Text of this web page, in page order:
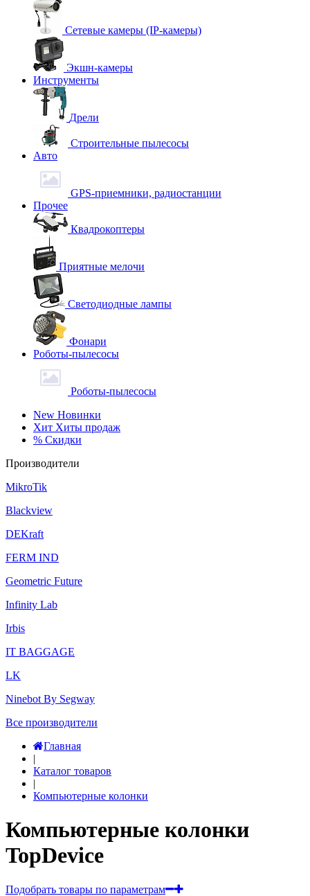
Сетевые камеры (IP-камеры)
Экшн-камеры
Инструменты
Дрели
Строительные пылесосы
Авто
GPS-приемники, радиостанции
Прочее
Квадрокоптеры
Приятные мелочи
Светодиодные лампы
Фонари
Роботы-пылесосы
Роботы-пылесосы
New Новинки
Хит Хиты продаж
% Скидки
Производители
MikroTik
Blackview
DEKraft
FERM IND
Geometric Future
Infinity Lab
Irbis
IT BAGGAGE
LK
Ninebot By Segway
Все производители
Главная
|
Каталог товаров
|
Компьютерные колонки
Компьютерные колонки
TopDevice
Подобрать товары по параметрам